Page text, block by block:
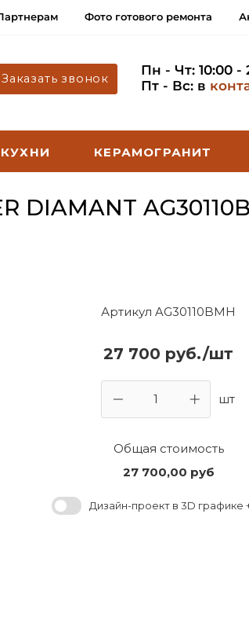
Фото готового ремонта
Заказать звонок
Пн - Чт: 10:00 -
Пт - Вс: в
КЕРАМОГРАНИТ
Артикул AG30110BMH
27 700 руб./шт
шт
Общая стоимость
27 700,00 руб
Дизайн-проект в 3D графике